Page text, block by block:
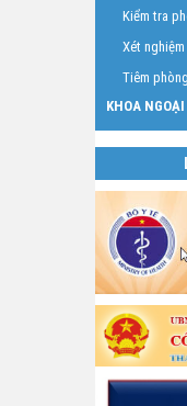
Kiểm tra
Xét nghiệm
Tiêm
KHOA